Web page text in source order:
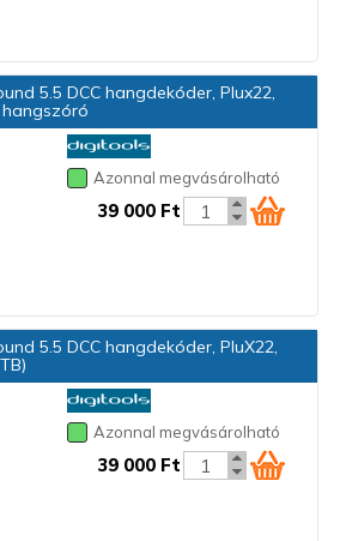
5.5 DCC hangdekóder, Plux22,
hangszóró
Azonnal megvásárolható
39 000 Ft
5.5 DCC hangdekóder, PluX22,
Azonnal megvásárolható
39 000 Ft